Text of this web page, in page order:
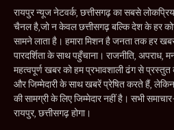
रायपुर न्यूज नेटवर्क, छत्तीसगढ़ का सबसे
चैनल है,जो न केवल छत्तीसगढ़ बल्कि देश के हर
सामने लाता है। हमारा मिशन है जनता तक हर
पारदर्शिता के साथ पहुँचाना। राजनीति,
महत्वपूर्ण खबर को हम प्रभावशाली ढंग से
और जिम्मेदारी के साथ खबरें प्रेषित करते हैं,
की सामग्री के लिए जिम्मेदार नहीं है। सभी
रायपुर, छत्तीसगढ़ होगा।